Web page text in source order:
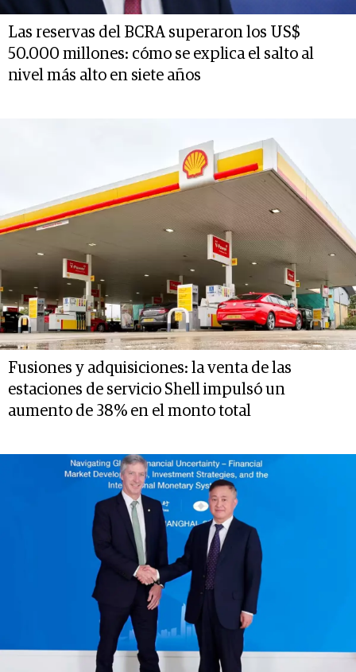
Las reservas del BCRA superaron los US$
50.000 millones: cómo se explica el salto al
nivel más alto en siete años
Fusiones y adquisiciones: la venta de las
estaciones de servicio Shell impulsó un
aumento de 38% en el monto total